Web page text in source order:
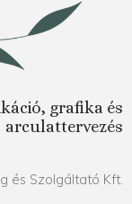
grafika és
arculattervezés
és Szolgáltató Kft.